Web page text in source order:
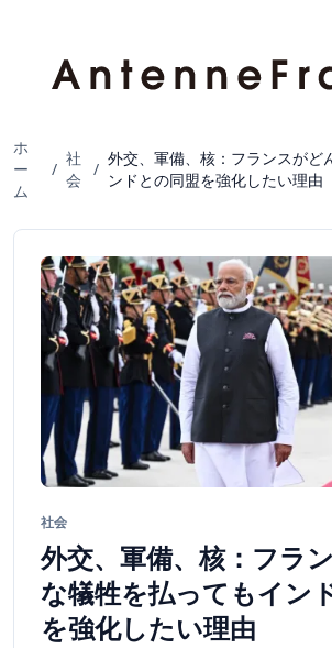
ホ
ー
ム
/
社
会
/
外交、軍備、核：フランスがど
ンドとの同盟を強化したい理由
社会
外交、軍備、核：フラ
な犠牲を払ってもイン
を強化したい理由